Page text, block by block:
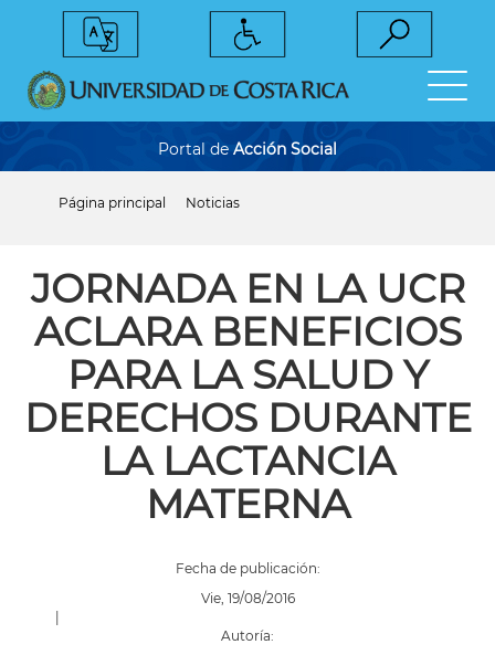
Portal de Acción Social
ayuda
la
navegación
Página principal Noticias
JORNADA EN LA UCR
ACLARA BENEFICIOS
PARA LA SALUD Y
DERECHOS DURANTE
LA LACTANCIA
MATERNA
Fecha de publicación:
Vie, 19/08/2016
|
Autoría: